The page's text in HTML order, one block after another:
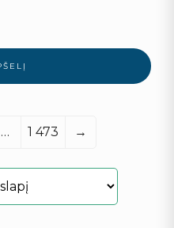
… 1 473
→